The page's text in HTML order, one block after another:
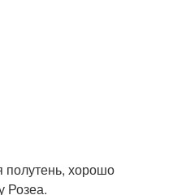
полутень, хорошо
Розеа.